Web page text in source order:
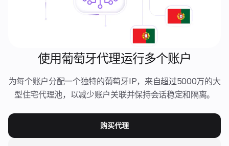
使用葡萄牙代理运行多个账户
为每个账户分配一个独特的葡萄牙IP，来自超过5000万的大
型住宅代理池，以减少账户关联并保持会话稳定和隔离。
购买代理